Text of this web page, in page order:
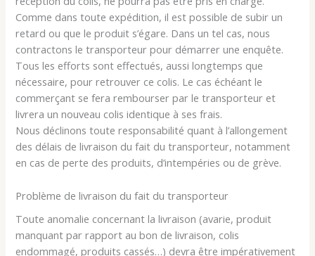
Comme dans toute expédition, il est possible de subir un
retard ou que le produit s’égare. Dans un tel cas, nous
contractons le transporteur pour démarrer une enquête.
Tous les efforts sont effectués, aussi longtemps que
nécessaire, pour retrouver ce colis. Le cas échéant le
commerçant se fera rembourser par le transporteur et
livrera un nouveau colis identique à ses frais.
Nous déclinons toute responsabilité quant à l’allongement
des délais de livraison du fait du transporteur, notamment
en cas de perte des produits, d’intempéries ou de grève.
Problème de livraison du fait du transporteur
Toute anomalie concernant la livraison (avarie, produit
manquant par rapport au bon de livraison, colis
endommagé, produits cassés…) devra être impérativement